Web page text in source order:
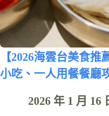
【2026海雲台美食
小吃、一人用餐餐廳
2026 年 1 月 16